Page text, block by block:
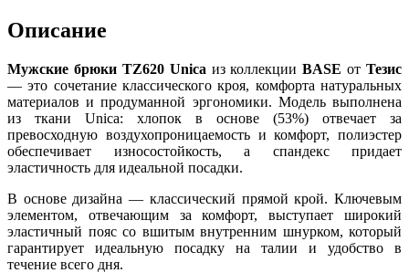
Описание
Мужские брюки TZ620 Unica из коллекцииBASE от Тезис
— это сочетание классического кроя, комфорта натуральных
материалов и продуманной эргономики. Модель выполнена
из ткани Unica: хлопок в основе (53%) отвечает за
превосходную воздухопроницаемость и комфорт, полиэстер
обеспечивает износостойкость, а спандекс придает
эластичность для идеальной посадки.
В основе дизайна — классический прямой крой. Ключевым
элементом, отвечающим за комфорт, выступает широкий
эластичный пояс со вшитым внутренним шнурком, который
гарантирует идеальную посадку на талии и удобство в
течение всего дня.